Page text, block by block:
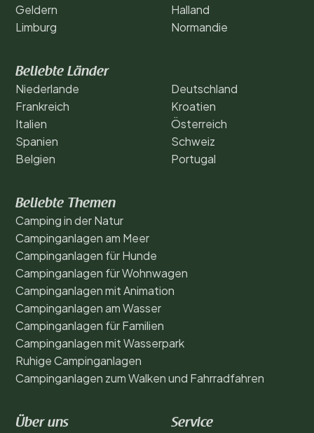
Geldern
Limburg
Halland
Normandie
Beliebte Länder
Niederlande
Frankreich
Italien
Spanien
Belgien
Deutschland
Kroatien
Österreich
Schweiz
Portugal
Beliebte Themen
Camping in der Natur
Campinganlagen am Meer
Campinganlagen für Hunde
Campinganlagen für Wohnwagen
Campinganlagen mit Animation
Campinganlagen am Wasser
Campinganlagen für Familien
Campinganlagen mit Wasserpark
Ruhige Campinganlagen
Campinganlagen zum Walken und Fahrradfahren
Über uns Service